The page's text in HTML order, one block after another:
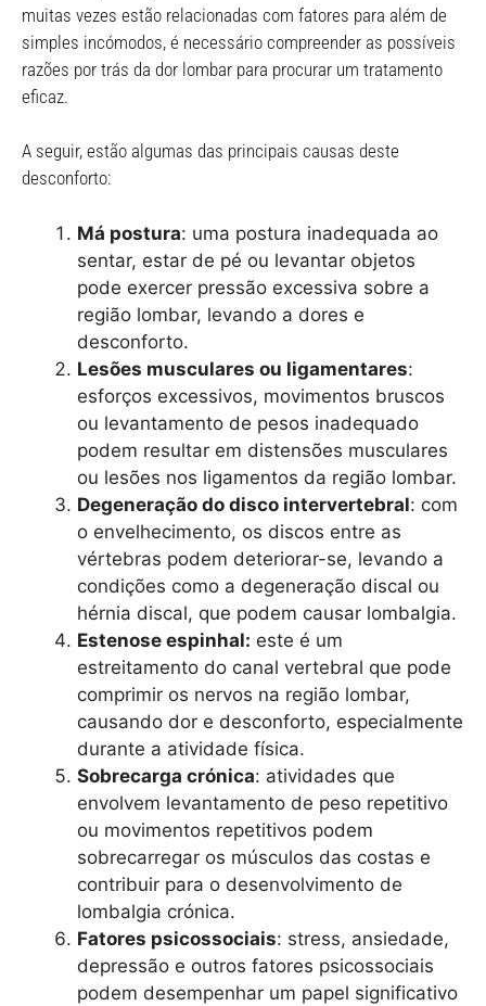
muitas vezes estão relacionadas com fatores para além de
simples incómodos, é necessário compreender as possíveis
razões por trás da dor lombar para procurar um tratamento
eficaz.
A seguir, estão algumas das principais causas deste
desconforto:
Má postura: uma postura inadequada ao
sentar, estar de pé ou levantar objetos
pode exercer pressão excessiva sobre a
região lombar, levando a dores e
desconforto.
Lesões musculares ou ligamentares:
esforços excessivos, movimentos bruscos
ou levantamento de pesos inadequado
podem resultar em distensões musculares
ou lesões nos ligamentos da região lombar.
Degeneração do disco intervertebral: com
o envelhecimento, os discos entre as
vértebras podem deteriorar-se, levando a
condições como a degeneração discal ou
hérnia discal, que podem causar lombalgia.
Estenose espinhal: este é um
estreitamento do canal vertebral que pode
comprimir os nervos na região lombar,
causando dor e desconforto, especialmente
durante a atividade física.
Sobrecarga crónica: atividades que
envolvem levantamento de peso repetitivo
ou movimentos repetitivos podem
sobrecarregar os músculos das costas e
contribuir para o desenvolvimento de
lombalgia crónica.
Fatores psicossociais: stress, ansiedade,
depressão e outros fatores psicossociais
podem desempenhar um papel significativo